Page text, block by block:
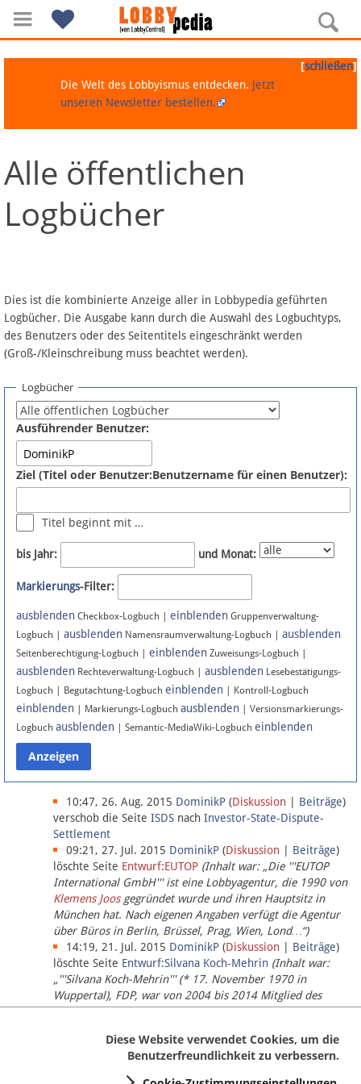
Navigation
Über Lobbypedia
Artikel nach Kategorien
FAQ
Fördermitglied werden
Fehler melden
Newsletter
Bluesky
Facebook
Instagram
Anmelden
Datenschutz
Über Lobbypedia
Impressum
[schließen]
Die Welt des Lobbyismus entdecken. Jetzt
unseren Newsletter bestellen.
Alle öffentlichen
Logbücher
Dies ist die kombinierte Anzeige aller in Lobbypedia geführten
Logbücher. Die Ausgabe kann durch die Auswahl des Logbuchtyps,
des Benutzers oder des Seitentitels eingeschränkt werden
(Groß-/Kleinschreibung muss beachtet werden).
Logbücher
Ausführender Benutzer:
Ziel (Titel oder Benutzer:Benutzername für einen Benutzer):
Titel beginnt mit …
bis Jahr: und Monat:
Markierungs-Filter:
ausblenden Checkbox-Logbuch | einblenden Gruppenverwaltung-
Logbuch | ausblenden Namensraumverwaltung-Logbuch | ausblenden
Seitenberechtigung-Logbuch | einblenden Zuweisungs-Logbuch |
ausblenden Rechteverwaltung-Logbuch | ausblenden Lesebestätigungs-
Logbuch | Begutachtung-Logbuch einblenden | Kontroll-Logbuch
einblenden | Markierungs-Logbuch ausblenden | Versionsmarkierungs-
Logbuch ausblenden | Semantic-MediaWiki-Logbuch einblenden
10:47, 26. Aug. 2015 DominikP (Diskussion Beiträge)
verschob die Seite ISDS nach Investor-State-Dispute-
Settlement
09:21, 27. Jul. 2015 DominikP (Diskussion Beiträge)
löschte Seite Entwurf:EUTOP (Inhalt war: „Die '''EUTOP
International GmbH''' ist eine Lobbyagentur, die 1990 von
Klemens Joosgegründet wurde und ihren Hauptsitz in
München hat. Nach eigenen Angaben verfügt die Agentur
über Büros in Berlin, Brüssel, Prag, Wien, Lond…“)
14:19, 21. Jul. 2015 DominikP (Diskussion Beiträge)
löschte Seite Entwurf:Silvana Koch-Mehrin (Inhalt war:
„'''Silvana Koch-Mehrin''' (* 17. November 1970 in
Wuppertal), FDP, war von 2004 bis 2014 Mitglied des
Europäischen Parlaments, seit November 2014 ist sie für
Diese Website verwendet Cookies, um die
Benutzerfreundlichkeit zu verbessern.